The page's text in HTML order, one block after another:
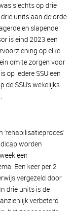
slechts op drie
units aan de orde
en slapende
is eind 2023 een
op elke
om te zorgen voor
op iedere SSU een
SSU’s wekelijks
worden
een
Een keer per 2
vergezeld door
drie units is de
verbeterd